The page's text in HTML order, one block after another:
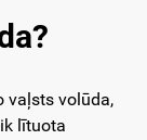
vaļsts volūda,
lītuota